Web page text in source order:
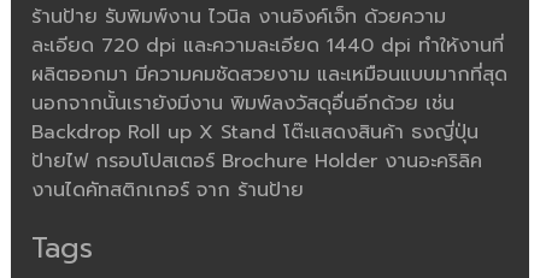
ร้านป้าย รับพิมพ์งาน ไวนิล งานอิงค์เจ็ท ด้วยความ
ละเอียด 720 dpi และความละเอียด 1440 dpi ทำให้งานที่
ผลิตออกมา มีความคมชัดสวยงาม และเหมือนแบบมากที่สุด
นอกจากนั้นเรายังมีงาน พิมพ์ลงวัสดุอื่นอีกด้วย เช่น
Backdrop Roll up X Stand โต๊ะแสดงสินค้า ธงญี่ปุ่น
ป้ายไฟ กรอบโปสเตอร์ Brochure Holder งานอะคริลิค
งานไดคัทสติกเกอร์ จาก ร้านป้าย
Tags